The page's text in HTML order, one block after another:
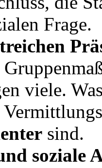
Frage.
viele.
sind.
soziale